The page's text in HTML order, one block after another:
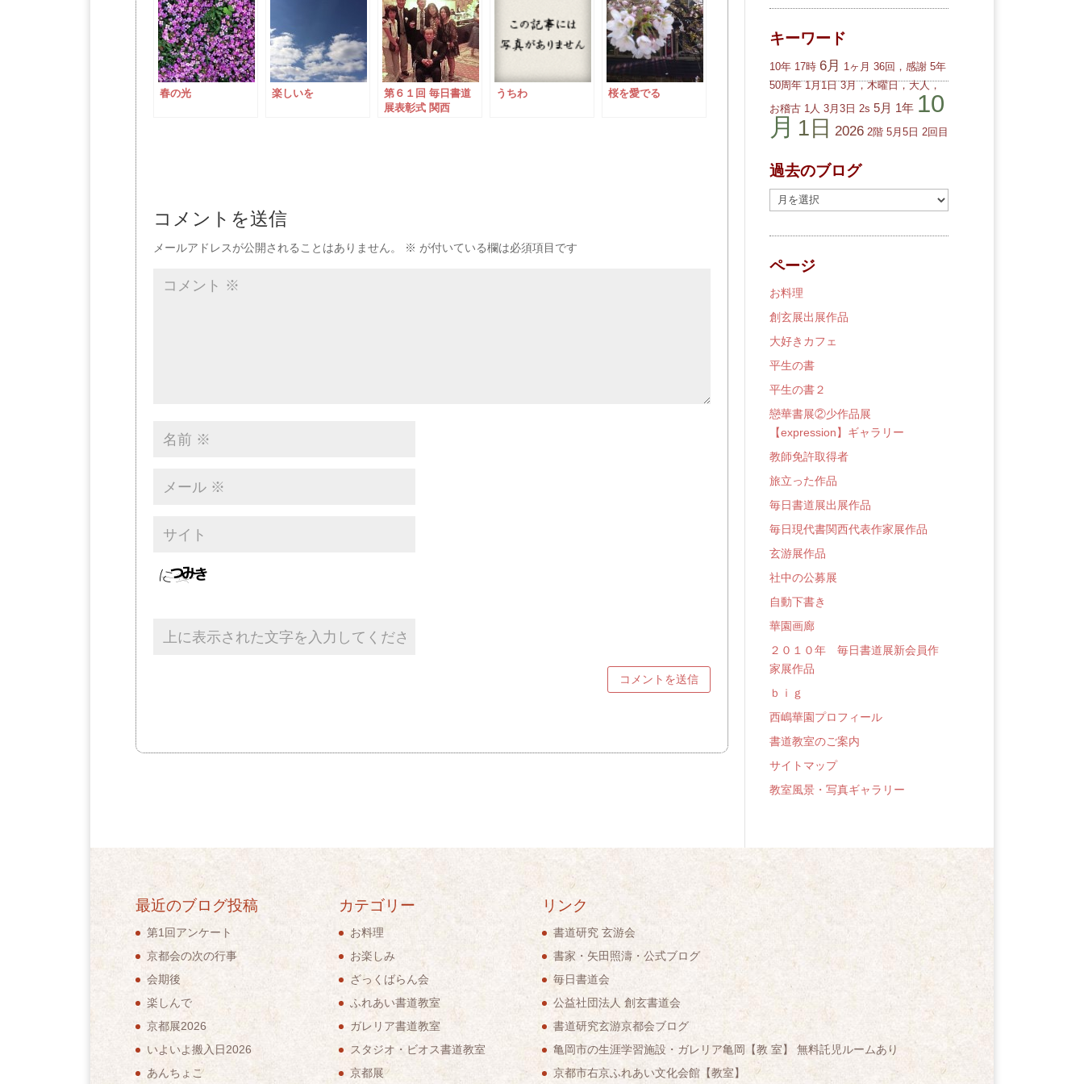
春の光 楽しいを
第６１回 毎日書道
展表彰式 関西
うちわ 桜を愛でる
コメントを送信
メールアドレスが公開されることはありません。 ※ が付いている欄は必須項目です
キーワード
10年 17時 6月 1ヶ月 36回，感謝 5年
50周年 1月1日 3月，木曜日，大人，
お稽古 1人 3月3日 2s 5月 1年 10
月 1日 2026 2階 5月5日 2回目
過去のブログ
去
の
ロ
グ
ページ
お料理
創玄展出展作品
大好きカフェ
平生の書
平生の書２
戀華書展②少作品展
【expression】ギャラリー
教師免許取得者
旅立った作品
毎日書道展出展作品
毎日現代書関西代表作家展作品
玄游展作品
社中の公募展
自動下書き
華園画廊
２０１０年 毎日書道展新会員作
家展作品
ｂｉｇ
西嶋華園プロフィール
書道教室のご案内
サイトマップ
教室風景・写真ギャラリー
最近のブログ投稿
第1回アンケート
京都会の次の行事
会期後
楽しんで
京都展2026
いよいよ搬入日2026
あんちょこ
カテゴリー
お料理
お楽しみ
ざっくばらん会
ふれあい書道教室
ガレリア書道教室
スタジオ・ビオス書道教室
京都展
リンク
書道研究 玄游会
書家・矢田照濤・公式ブログ
毎日書道会
公益社団法人 創玄書道会
書道研究玄游京都会ブログ
亀岡市の生涯学習施設・ガレリア亀岡【教 室】 無料託児ルームあり
京都市右京ふれあい文化会館【教室】